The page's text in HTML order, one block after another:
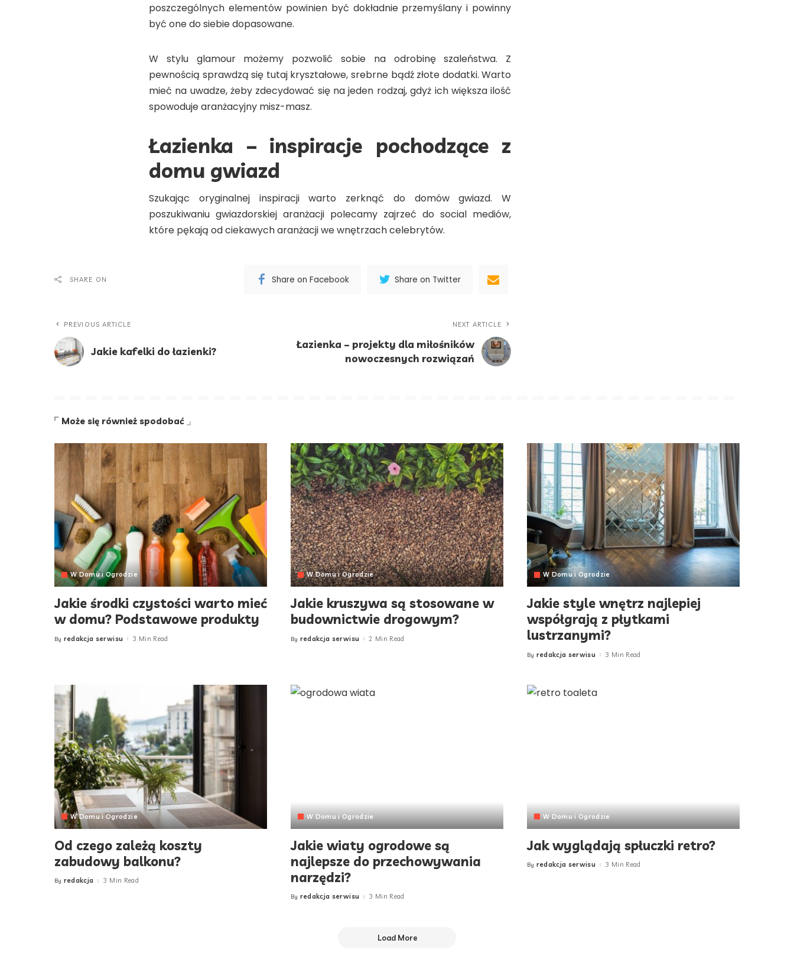
poszczególnych elementów powinien być dokładnie przemyślany i powinny
być one do siebie dopasowane.
W stylu glamour możemy pozwolić sobie na odrobinę szaleństwa. Z
pewnością sprawdzą się tutaj kryształowe, srebrne bądź złote dodatki. Warto
mieć na uwadze, żeby zdecydować się na jeden rodzaj, gdyż ich większa ilość
spowoduje aranżacyjny misz-masz.
Łazienka – inspiracje pochodzące z
domu gwiazd
Szukając oryginalnej inspiracji warto zerknąć do domów gwiazd. W
poszukiwaniu gwiazdorskiej aranżacji polecamy zajrzeć do social mediów,
które pękają od ciekawych aranżacji we wnętrzach celebrytów.
SHARE ON Share on Facebook Share on Twitter
PREVIOUS ARTICLE
Jakie kafelki do łazienki?
NEXT ARTICLE
Łazienka – projekty dla miłośników
nowoczesnych rozwiązań
Może się również spodobać
W Domu i Ogrodzie
Jakie środki czystości warto mieć
w domu? Podstawowe produkty
Posted
By redakcja serwisu 3 Min Read
W Domu i Ogrodzie
Jakie kruszywa są stosowane w
budownictwie drogowym?
Posted
By redakcja serwisu 2 Min Read
W Domu i Ogrodzie
Jakie style wnętrz najlepiej
współgrają z płytkami
lustrzanymi?
Posted
By redakcja serwisu 3 Min Read
W Domu i Ogrodzie
Od czego zależą koszty
zabudowy balkonu?
Posted
By redakcja 3 Min Read
W Domu i Ogrodzie
Jakie wiaty ogrodowe są
najlepsze do przechowywania
narzędzi?
Posted
By redakcja serwisu 3 Min Read
W Domu i Ogrodzie
Jak wyglądają spłuczki retro?
Posted
By redakcja serwisu 3 Min Read
Load More